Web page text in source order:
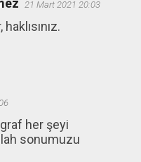
21 Mart 2021 20:03
her şeyi
sonumuzu